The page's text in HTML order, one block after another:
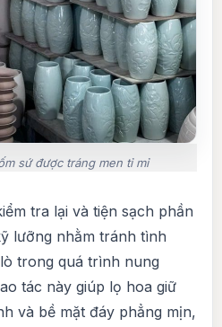
sứ được tráng men tỉ mỉ
tra lại và tiện sạch phần
lưỡng nhằm tránh tình
trong quá trình nung
tác này giúp lọ hoa giữ
và bề mặt đáy phẳng mịn,